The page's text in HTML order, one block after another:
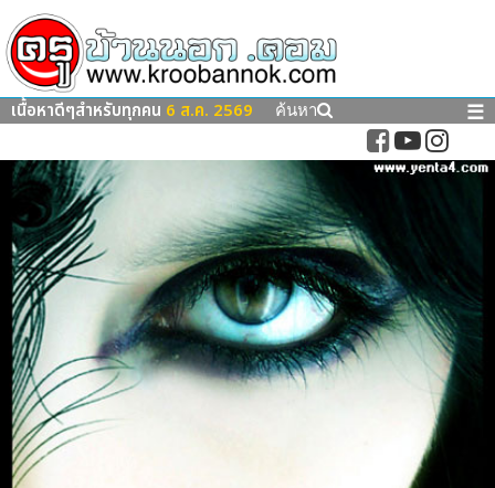
เนื้อหาดีๆสำหรับทุกคน 6 ส.ค. 2569 ค้นหา ☰